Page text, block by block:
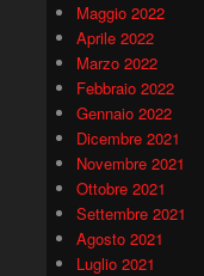
Maggio 2022
Aprile 2022
Marzo 2022
Febbraio 2022
Gennaio 2022
Dicembre 2021
Novembre 2021
Ottobre 2021
Settembre 2021
Agosto 2021
Luglio 2021